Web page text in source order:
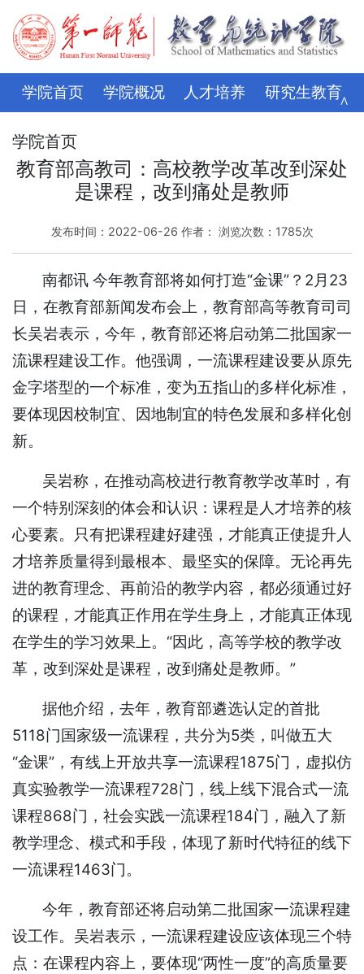
学院首页 学院概况 人才培养 研究生教育
学科科研
学生管理 评建专栏 资料下载 学校主页
∧
学院首页
教育部高教司：高校教学改革改到深处
是课程，改到痛处是教师
发布时间：2022-06-26 作者： 浏览次数： 1785次
南都讯 今年教育部将如何打造“金课”？2月23
日，在教育部新闻发布会上，教育部高等教育司司
长吴岩表示，今年，教育部还将启动第二批国家一
流课程建设工作。他强调，一流课程建设要从原先
金字塔型的一个标准，变为五指山的多样化标准，
要体现因校制宜、因地制宜的特色发展和多样化创
新。
吴岩称，在推动高校进行教育教学改革时，有
一个特别深刻的体会和认识：课程是人才培养的核
心要素。只有把课程建好建强，才能真正使提升人
才培养质量得到最根本、最坚实的保障。无论再先
进的教育理念、再前沿的教学内容，都必须通过好
的课程，才能真正作用在学生身上，才能真正体现
在学生的学习效果上。“因此，高等学校的教学改
革，改到深处是课程，改到痛处是教师。”
据他介绍，去年，教育部遴选认定的首批
5118门国家级一流课程，共分为5类，叫做五大
“金课”，有线上开放共享一流课程1875门，虚拟仿
真实验教学一流课程728门，线上线下混合式一流
课程868门，社会实践一流课程184门，融入了新
教学理念、模式和手段，体现了新时代特征的线下
一流课程1463门。
今年，教育部还将启动第二批国家一流课程建
设工作。吴岩表示，一流课程建设应该体现三个特
点：在课程内容上，要体现“两性一度”的高质量要